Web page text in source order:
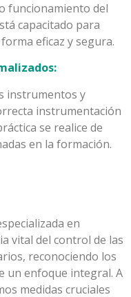
funcionamiento del
capacitado para
eficaz y segura.
instrumentos y
instrumentación
se realice de
en la formación.
en
vital del control de las
reconociendo los
un enfoque integral. A
medidas cruciales